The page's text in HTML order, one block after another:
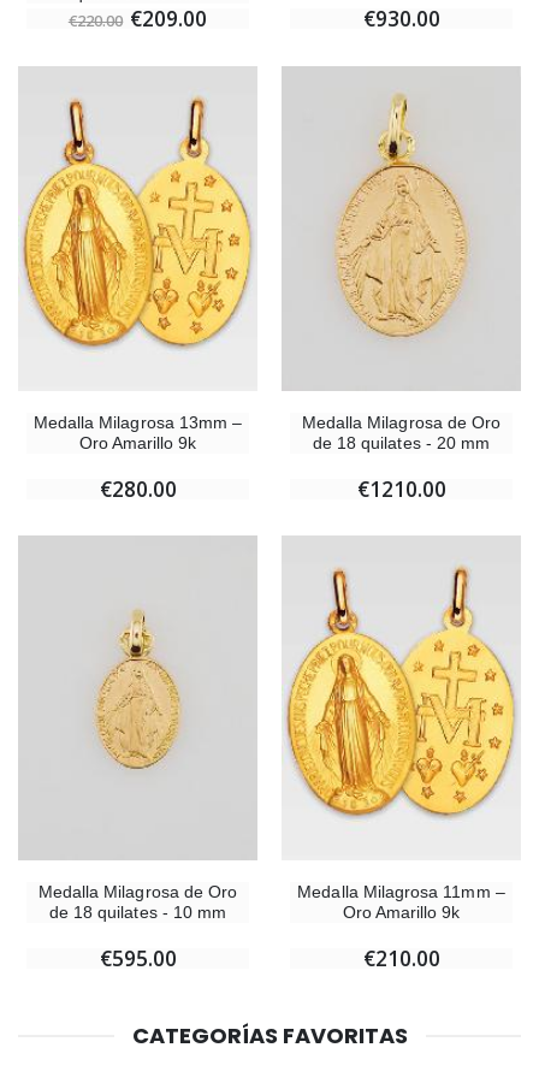
€220.00 €209.00 €930.00
Medalla Milagrosa 13mm –
Oro Amarillo 9k
€280.00
Medalla Milagrosa de Oro
de 18 quilates - 20 mm
€1210.00
Medalla Milagrosa de Oro
de 18 quilates - 10 mm
€595.00
Medalla Milagrosa 11mm –
Oro Amarillo 9k
€210.00
CATEGORÍAS FAVORITAS